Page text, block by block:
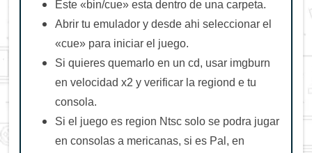
Este «bin/cue» esta dentro de una carpeta.
Abrir tu emulador y desde ahi seleccionar el
«cue» para iniciar el juego.
Si quieres quemarlo en un cd, usar imgburn
en velocidad x2 y verificar la regiond e tu
consola.
Si el juego es region Ntsc solo se podra jugar
en consolas a mericanas, si es Pal, en